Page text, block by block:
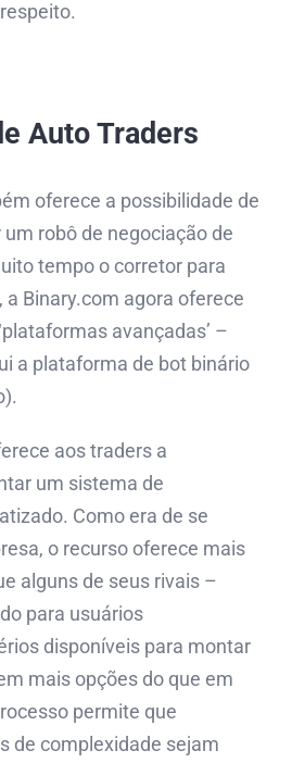
Auto Traders
oferece a possibilidade de
robô de negociação de
tempo o corretor para
Binary.com agora oferece
avançadas’ –
a plataforma de bot binário
aos traders a
um sistema de
Como era de se
o recurso oferece mais
alguns de seus rivais –
para usuários
disponíveis para montar
mais opções do que em
permite que
de complexidade sejam